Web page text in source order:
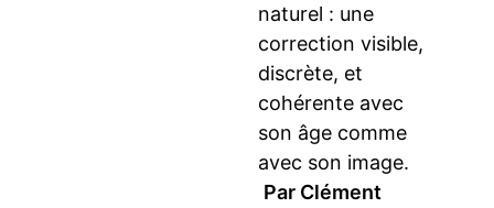
naturel : une
correction visible,
discrète, et
cohérente avec
son âge comme
avec son image.
Par Clément